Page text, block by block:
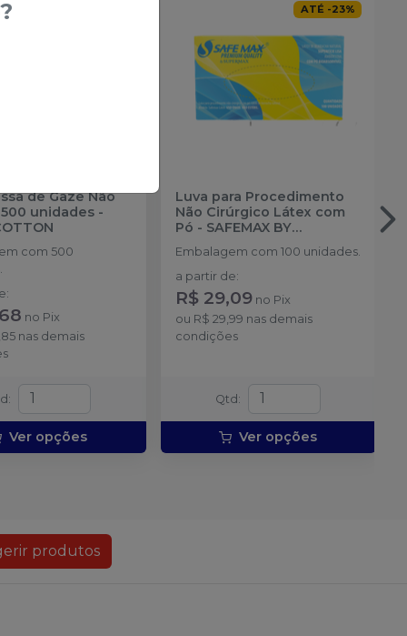
de Gaze Não
unidades-
com 500
:
no Pix
nas demais
:
Ver opções
ATÉ -23%
Luva para Procedimento
Não Cirúrgico Látex com
Pó - SAFEMAX BY
SUPERMAX
Embalagem com 100 unidades.
a partir de:
R$ 29,09 no Pix
ou R$ 29,99 nas demais
condições
Qtd :
Ver opções
produtos